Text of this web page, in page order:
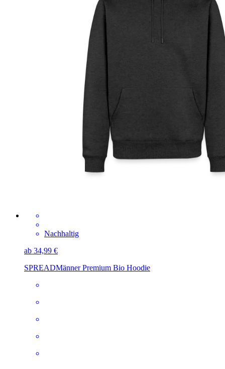
Nachhaltig
ab 34,99 €
SPREADMänner Premium Bio Hoodie